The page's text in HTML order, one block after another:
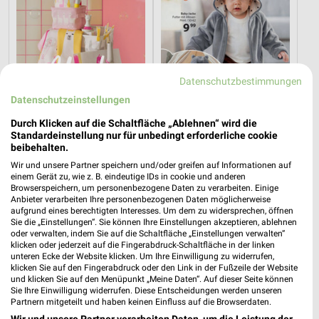
21,2 km
Alpaka cleaning collection
Gültig bis Di. 01.09.
13,5 km
Gültig bis Do. 01.10.
NKD Kik
Datenschutzbestimmungen
Datenschutzeinstellungen
Durch Klicken auf die Schaltfläche „Ablehnen“ wird die
Standardeinstellung nur für unbedingt erforderliche cookie
beibehalten.
Wir und unsere Partner speichern und/oder greifen auf Informationen auf
einem Gerät zu, wie z. B. eindeutige IDs in cookie und anderen
Browserspeichern, um personenbezogene Daten zu verarbeiten. Einige
Anbieter verarbeiten Ihre personenbezogenen Daten möglicherweise
aufgrund eines berechtigten Interesses. Um dem zu widersprechen, öffnen
Sie die „Einstellungen“. Sie können Ihre Einstellungen akzeptieren, ablehnen
oder verwalten, indem Sie auf die Schaltfläche „Einstellungen verwalten“
klicken oder jederzeit auf die Fingerabdruck-Schaltfläche in der linken
unteren Ecke der Website klicken. Um Ihre Einwilligung zu widerrufen,
klicken Sie auf den Fingerabdruck oder den Link in der Fußzeile der Website
und klicken Sie auf den Menüpunkt „Meine Daten“. Auf dieser Seite können
Sie Ihre Einwilligung widerrufen. Diese Entscheidungen werden unseren
Partnern mitgeteilt und haben keinen Einfluss auf die Browserdaten.